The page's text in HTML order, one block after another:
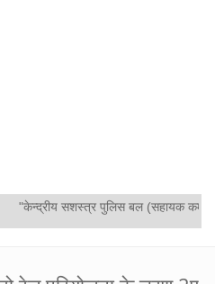
"केन्द्रीय सशस्‍त्र पुलिस बल (सहायक